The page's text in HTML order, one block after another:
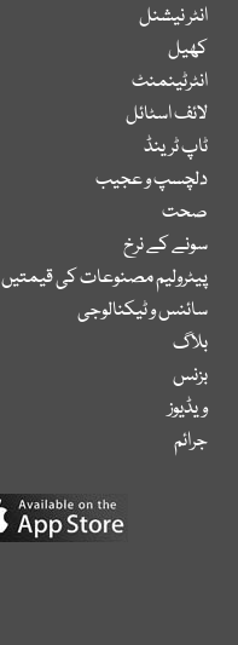
انٹر نیشنل
کھیل
انٹرٹینمنٹ
لائف اسٹائل
ٹاپ ٹرینڈ
دلچسپ و عجیب
صحت
سونے کے نرخ
پیٹرولیم مصنوعات کی قیمتیں
سائنس و ٹیکنالوجی
بلاگ
بزنس
ویڈیوز
جرائم